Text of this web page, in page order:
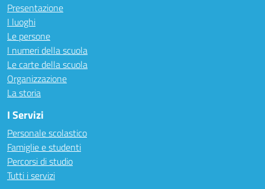
Presentazione
I luoghi
Le persone
I numeri della scuola
Le carte della scuola
Organizzazione
La storia
I Servizi
Personale scolastico
Famiglie e studenti
Percorsi di studio
Tutti i servizi